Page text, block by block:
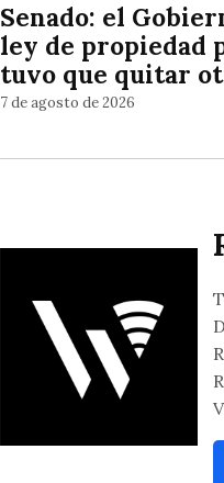
Senado: el
ley de propiedad
tuvo que quitar
7 de agosto de 2026